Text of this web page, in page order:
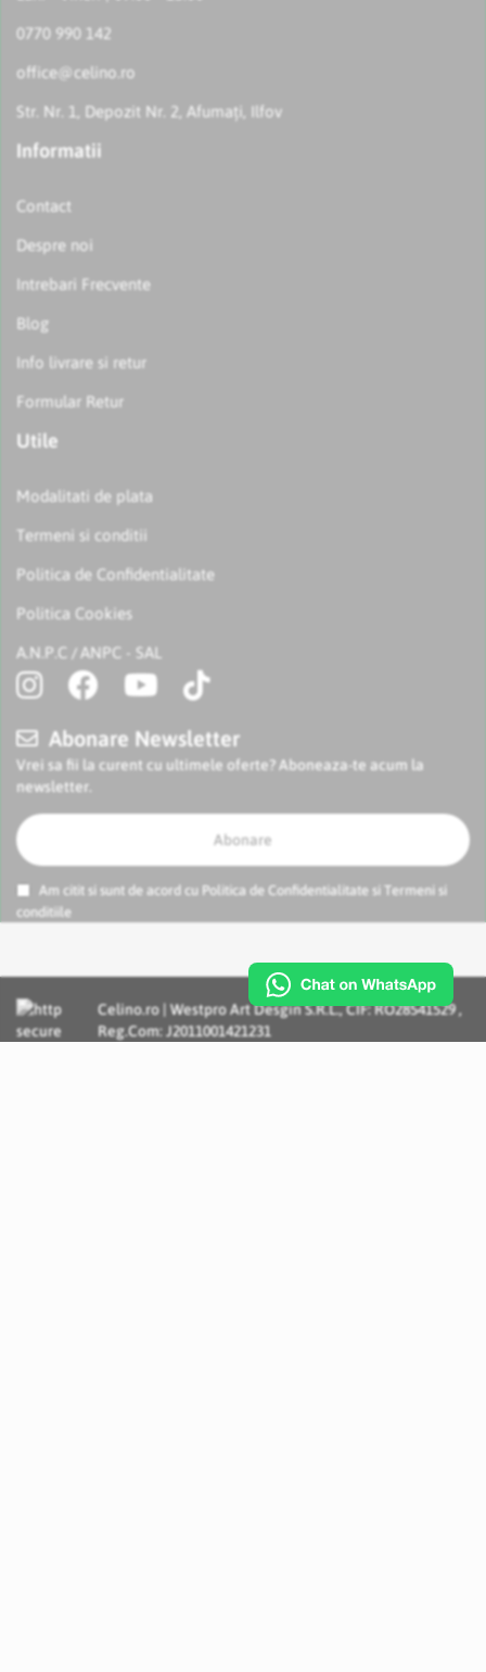
0770 990 142
office@celino.ro
Str. Nr. 1, Depozit Nr. 2, Afumați, Ilfov
Informatii
Contact
Despre noi
Intrebari Frecvente
Blog
Info livrare si retur
Formular Retur
Utile
Modalitati de plata
Termeni si conditii
Politica de Confidentialitate
Politica Cookies
A.N.P.C / ANPC - SAL
Abonare Newsletter
Vrei sa fii la curent cu ultimele oferte? Aboneaza-te acum la
newsletter.
Abonare
Am citit si sunt de acord cu Politica de Confidentialitate si
Termeni si
conditiile
Celino.ro | Westpro Art Desgin S.R.L., CIF: RO28541529 ,
Reg.Com: J2011001421231